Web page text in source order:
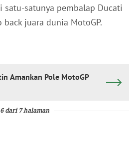
satu-satunya pembalap Ducati
juara dunia MotoGP.
Amankan Pole MotoGP
6 dari 7 halaman